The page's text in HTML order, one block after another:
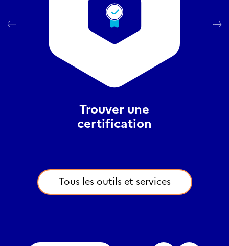
Trouver une
certification
Tous les outils et services